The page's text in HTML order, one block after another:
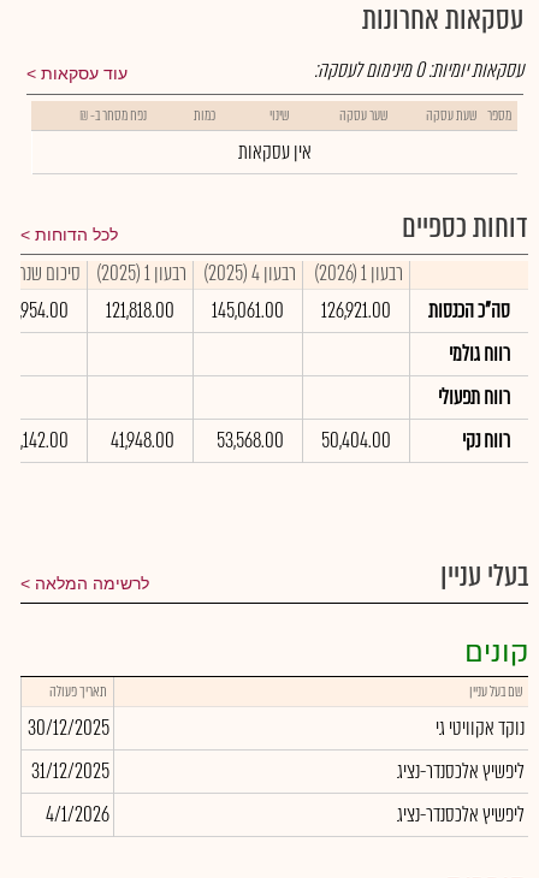
עסקאות אחרונות
עוד עסקאות עסקאות יומיות:0מינימום לעסקה:
מספר שעת עסקה שער עסקה שינוי כמות נפח מסחר ב- ₪
אין עסקאות
דוחות כספיים לכל הדוחות
רבעון 1 (2026) רבעון 4 (2025) רבעון 1 (2025)
סיכום שנתי 2025
סה"כ הכנסות
126,921.00
145,061.00
121,818.00
רווח גולמי
רווח תפעולי
רווח נקי
50,404.00
53,568.00
41,948.00
בעלי עניין לרשימה המלאה
קונים
שם בעל עניין תאריך פעולה
נוקד אקוויטי גי 30/12/2025
ליפשיץ אלכסנדר-נציג
31/12/2025
ליפשיץ אלכסנדר-נציג
4/1/2026